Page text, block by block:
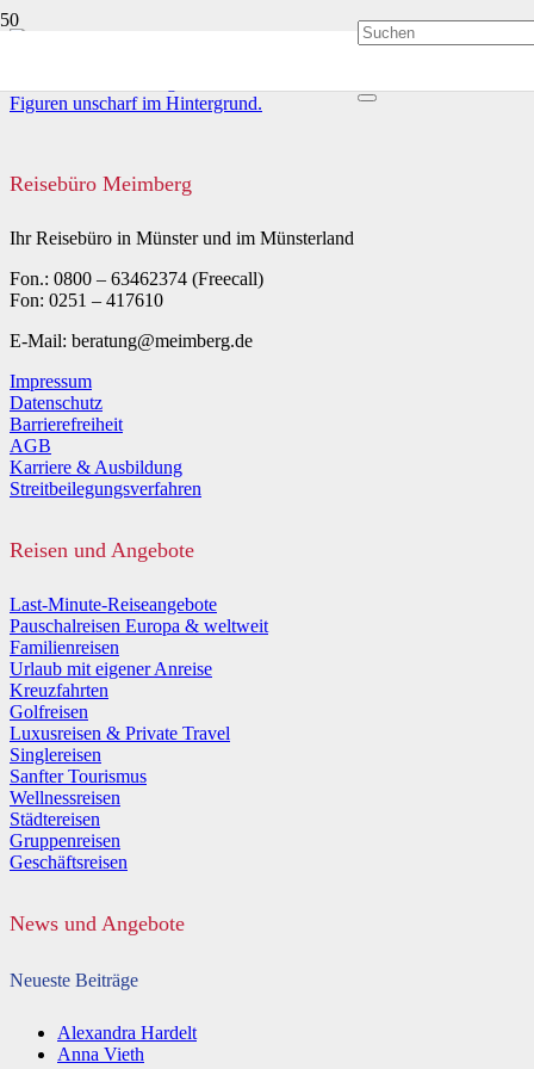
Reisebüro Meimberg
Ihr Reisebüro in Münster und im Münsterland
Fon.: 0800 – 63462374 (Freecall)
Fon: 0251 – 417610
E-Mail: beratung@meimberg.de
Impressum
Datenschutz
Barrierefreiheit
AGB
Karriere & Ausbildung
Streitbeilegungsverfahren
Reisen und Angebote
Last-Minute-Reiseangebote
Pauschalreisen Europa & weltweit
Familienreisen
Urlaub mit eigener Anreise
Kreuzfahrten
Golfreisen
Luxusreisen & Private Travel
Singlereisen
Sanfter Tourismus
Wellnessreisen
Städtereisen
Gruppenreisen
Geschäftsreisen
News und Angebote
Neueste Beiträge
Alexandra Hardelt
Anna Vieth